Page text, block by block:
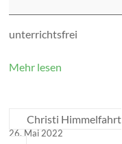
unterrichtsfrei
Mehr lesen
Christi Himmelfahrt
26. Mai 2022